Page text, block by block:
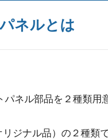
ネルとは
ネル部品を２種類用
ジナル品）の２種類で